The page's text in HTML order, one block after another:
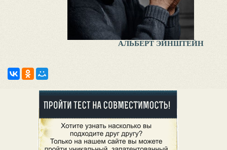
АЛЬБЕРТ ЭЙНШТЕЙН